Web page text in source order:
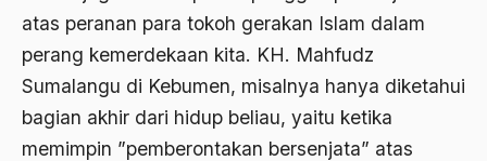
atas peranan para tokoh gerakan Islam dalam
perang kemerdekaan kita. KH. Mahfudz
Sumalangu di Kebumen, misalnya hanya diketahui
bagian akhir dari hidup beliau, yaitu ketika
memimpin ”pemberontakan bersenjata” atas
ahmad wahib
Ahmad Wahid
Ahmadiyah
AIDS